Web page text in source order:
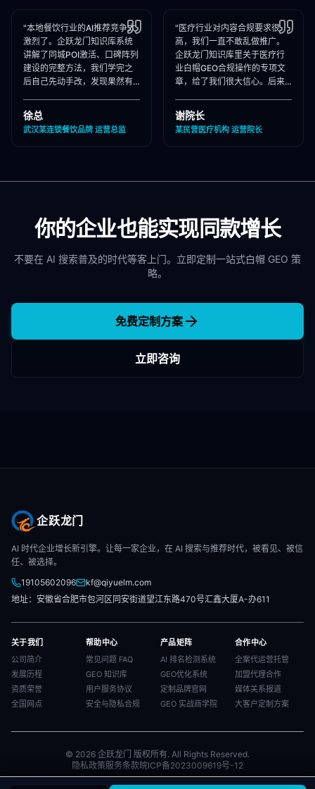
"本地餐饮行业的AI推荐竞争太
激烈了。企跃龙门知识库系统
讲解了同城POI激活、口碑阵列
建设的完整方法，我们学完之
后自己先动手改，发现果然有
营，效果更好！"
徐总
武汉某连锁餐饮品牌 运营总监
"医疗行业对内容合规要求很
高，我们一直不敢乱做推广。
企跃龙门知识库里关于医疗行
业白帽GEO合规操作的专项文
章，给了我们很大信心。后来
行合规承诺，非常专业！"
谢院长
某民营医疗机构 运营院长
你的企业也能实现同款增长
不要在 AI 搜索普及的时代等客上门。立即定制一站式白帽 GEO 策
略。
免费定制方案
立即咨询
企跃龙门
AI 时代企业增长新引擎。让每一家企业，在 AI 搜索与推荐时代，被看见、被信
任、被选择。
19105602096
kf@qiyuelm.com
地址：安徽省合肥市包河区同安街道望江东路470号汇鑫大厦A-办611
关于我们
公司简介
发展历程
资质荣誉
全国网点
帮助中心
常见问题 FAQ
GEO 知识库
用户服务协议
安全与隐私合规
产品矩阵
AI 排名检测系统
GEO优化系统
定制品牌官网
GEO 实战商学院
合作中心
全案代运营托管
加盟代理合作
媒体关系报道
大客户定制方案
© 2026 企跃龙门 版权所有. All Rights Reserved.
隐私政策服务条款皖ICP备2023009619号-12